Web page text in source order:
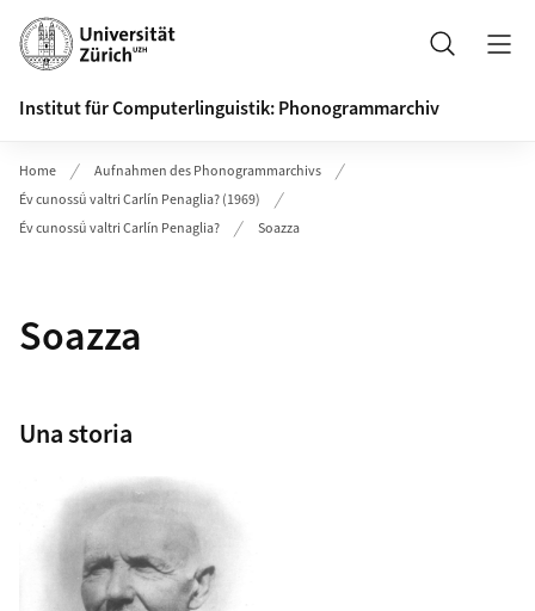
Header
Suche
Institut für Computerlinguistik: Phonogrammarchiv
Home
Aufnahmen des Phonogrammarchivs
Év cunossǘ valtri Carlín Penaglia? (1969)
Év cunossǘ valtri Carlín Penaglia?
Soazza
Soazza
Una storia